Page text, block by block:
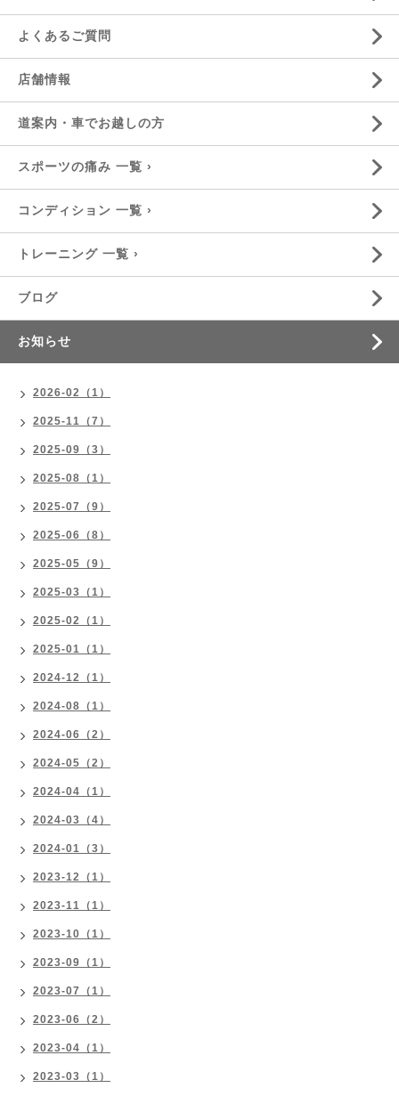
よくあるご質問
店舗情報
道案内・車でお越しの方
スポーツの痛み 一覧 ›
コンディション 一覧 ›
トレーニング 一覧 ›
ブログ
お知らせ
2026-02（1）
2025-11（7）
2025-09（3）
2025-08（1）
2025-07（9）
2025-06（8）
2025-05（9）
2025-03（1）
2025-02（1）
2025-01（1）
2024-12（1）
2024-08（1）
2024-06（2）
2024-05（2）
2024-04（1）
2024-03（4）
2024-01（3）
2023-12（1）
2023-11（1）
2023-10（1）
2023-09（1）
2023-07（1）
2023-06（2）
2023-04（1）
2023-03（1）